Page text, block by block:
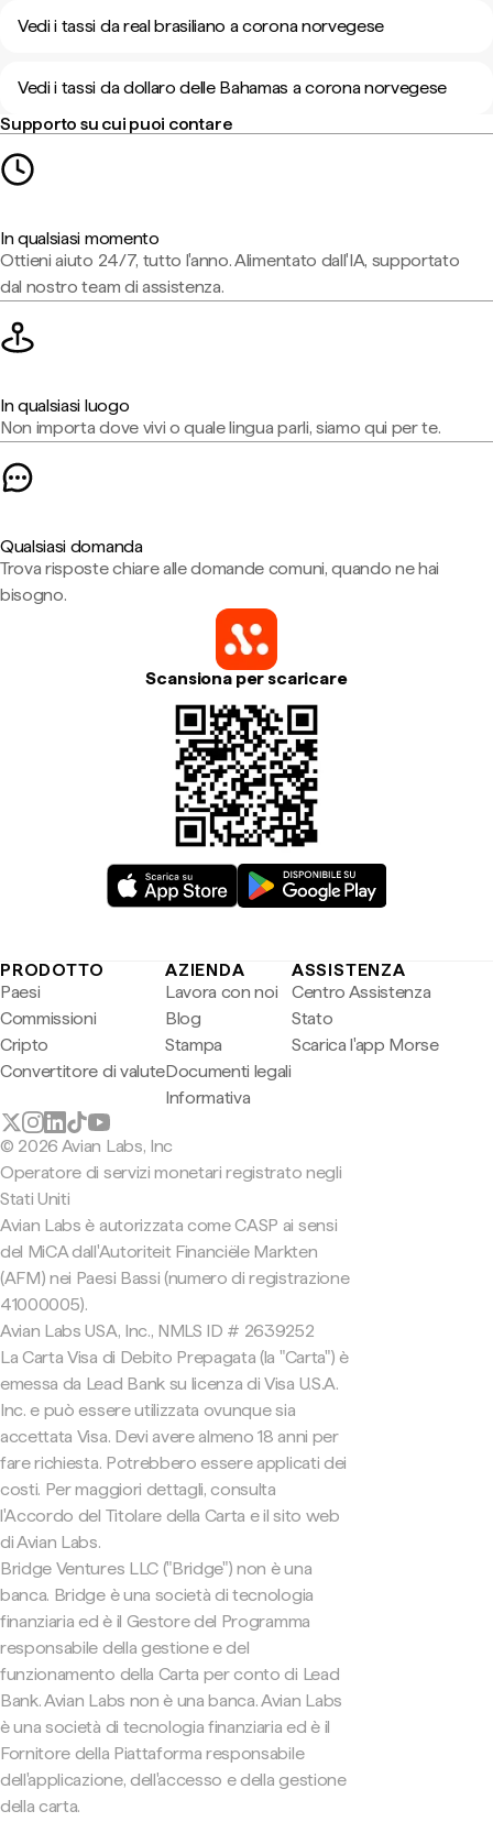
Vedi i tassi da real brasiliano a corona norvegese
Vedi i tassi da dollaro delle Bahamas a corona norvegese
Supporto su cui puoi contare
In qualsiasi momento
Ottieni aiuto 24/7, tutto l'anno. Alimentato dall'IA, supportato
dal nostro team di assistenza.
In qualsiasi luogo
Non importa dove vivi o quale lingua parli, siamo qui per te.
Qualsiasi domanda
Trova risposte chiare alle domande comuni, quando ne hai
bisogno.
Scansiona per scaricare
PRODOTTO
Paesi
Commissioni
Cripto
Convertitore di valute
AZIENDA
Lavora con noi
Blog
Stampa
Documenti legali
Informativa
ASSISTENZA
Centro Assistenza
Stato
Scarica l'app Morse
© 2026 Avian Labs, Inc
Operatore di servizi monetari registrato negli
Stati Uniti
Avian Labs è autorizzata come CASP ai sensi
del MiCA dall'Autoriteit Financiële Markten
(AFM) nei Paesi Bassi (numero di registrazione
41000005).
Avian Labs USA, Inc., NMLS ID # 2639252
La Carta Visa di Debito Prepagata (la "Carta") è
emessa da Lead Bank su licenza di Visa U.S.A.
Inc. e può essere utilizzata ovunque sia
accettata Visa. Devi avere almeno 18 anni per
fare richiesta. Potrebbero essere applicati dei
costi. Per maggiori dettagli, consulta
l'Accordo del Titolare della Carta e il sito web
di Avian Labs.
Bridge Ventures LLC ("Bridge") non è una
banca. Bridge è una società di tecnologia
finanziaria ed è il Gestore del Programma
responsabile della gestione e del
funzionamento della Carta per conto di Lead
Bank. Avian Labs non è una banca. Avian Labs
è una società di tecnologia finanziaria ed è il
Fornitore della Piattaforma responsabile
dell'applicazione, dell'accesso e della gestione
della carta.